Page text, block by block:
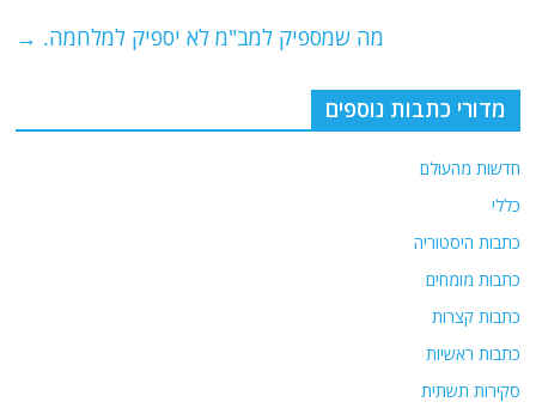
k
מה שמספיק למב"מ לא יספיק למלחמה. →
מדורי כתבות נוספים
חדשות מהעולם
כללי
כתבות היסטוריה
כתבות מומחים
כתבות קצרות
כתבות ראשיות
סקירות תשתית